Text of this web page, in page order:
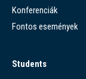
Konferenciák
Fontos események
Students